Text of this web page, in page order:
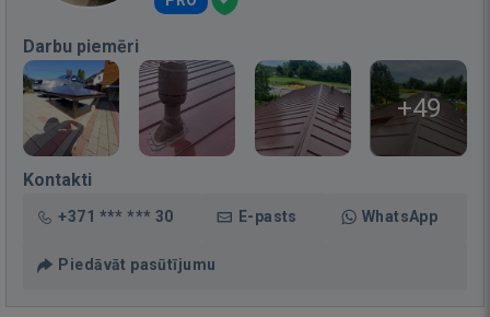
Darbu piemēri
+49
Kontakti
+371 *** *** 30 E-pasts WhatsApp
Piedāvāt pasūtījumu